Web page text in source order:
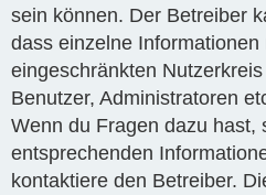
sein können. Der Betreiber
dass einzelne Informationen
eingeschränkten
Benutzer, Administratoren
Wenn du Fragen dazu hast,
entsprechenden
kontaktiere den Betreiber.